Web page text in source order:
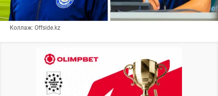
Коллаж: Offside.kz